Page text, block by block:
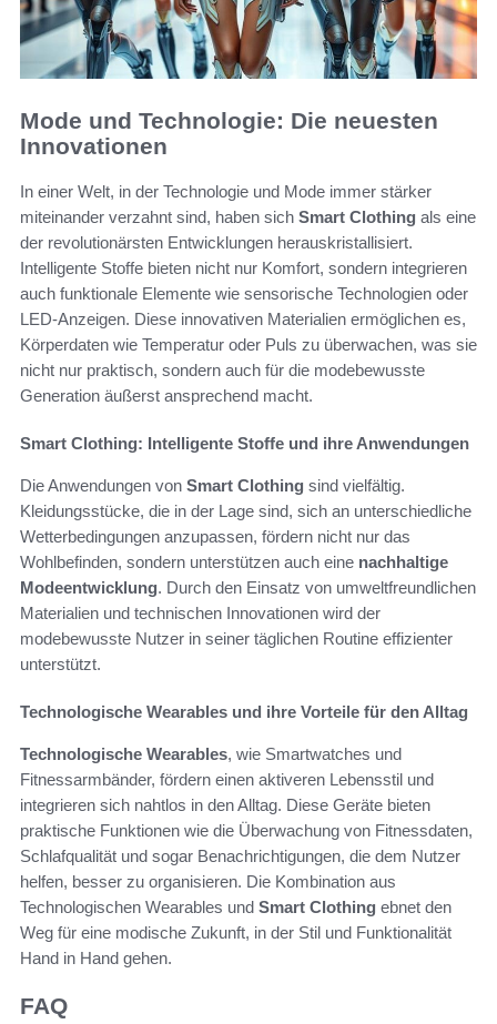
Mode und Technologie: Die neuesten
Innovationen
In einer Welt, in der Technologie und Mode immer stärker
miteinander verzahnt sind, haben sich Smart Clothing als eine
der revolutionärsten Entwicklungen herauskristallisiert.
Intelligente Stoffe bieten nicht nur Komfort, sondern integrieren
auch funktionale Elemente wie sensorische Technologien oder
LED-Anzeigen. Diese innovativen Materialien ermöglichen es,
Körperdaten wie Temperatur oder Puls zu überwachen, was sie
nicht nur praktisch, sondern auch für die modebewusste
Generation äußerst ansprechend macht.
Smart Clothing: Intelligente Stoffe und ihre Anwendungen
Die Anwendungen von Smart Clothing sind vielfältig.
Kleidungsstücke, die in der Lage sind, sich an unterschiedliche
Wetterbedingungen anzupassen, fördern nicht nur das
Wohlbefinden, sondern unterstützen auch eine nachhaltige
Modeentwicklung. Durch den Einsatz von umweltfreundlichen
Materialien und technischen Innovationen wird der
modebewusste Nutzer in seiner täglichen Routine effizienter
unterstützt.
Technologische Wearables und ihre Vorteile für den Alltag
Technologische Wearables, wie Smartwatches und
Fitnessarmbänder, fördern einen aktiveren Lebensstil und
integrieren sich nahtlos in den Alltag. Diese Geräte bieten
praktische Funktionen wie die Überwachung von Fitnessdaten,
Schlafqualität und sogar Benachrichtigungen, die dem Nutzer
helfen, besser zu organisieren. Die Kombination aus
Technologischen Wearables und Smart Clothing ebnet den
Weg für eine modische Zukunft, in der Stil und Funktionalität
Hand in Hand gehen.
FAQ